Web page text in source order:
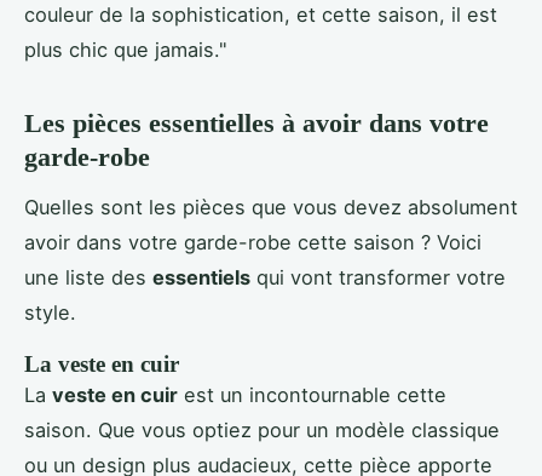
couleur de la sophistication, et cette saison, il est
plus chic que jamais."
Les pièces essentielles à avoir dans votre
garde-robe
Quelles sont les pièces que vous devez absolument
avoir dans votre garde-robe cette saison ? Voici
une liste des essentiels qui vont transformer votre
style.
La veste en cuir
La veste en cuir est un incontournable cette
saison. Que vous optiez pour un modèle classique
ou un design plus audacieux, cette pièce apporte